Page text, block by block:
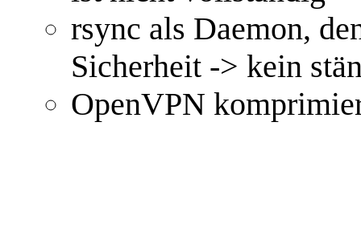
rsync als Daemon,
Sicherheit -> kein
OpenVPN